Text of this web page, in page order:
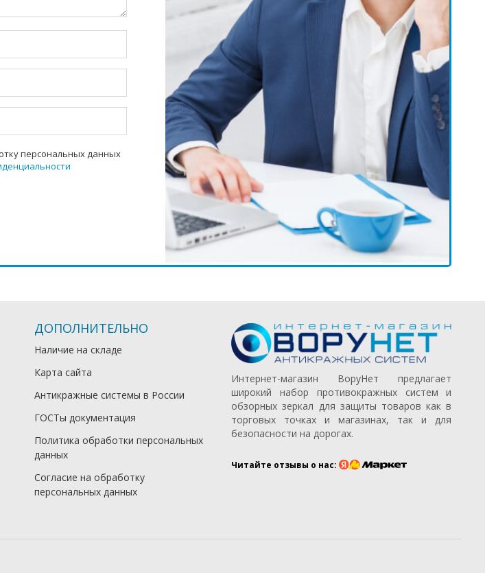
персональных данных
ДОПОЛНИТЕЛЬНО
Наличие на складе
Карта сайта
Антикражные системы в России
ГОСТы документация
Политика обработки персональных
данных
Согласие на обработку
персональных данных
Интернет-магазин ВоруНет предлагает
широкий набор противокражных систем и
обзорных зеркал для защиты товаров как в
торговых точках и магазинах, так и для
безопасности на дорогах.
Читайте отзывы о нас: